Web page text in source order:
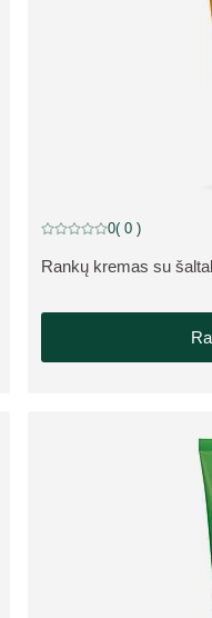
APIE PRODUKTĄ:
Rankų kremas su
Dabartinis įvertinimas: 0
0( 0 )